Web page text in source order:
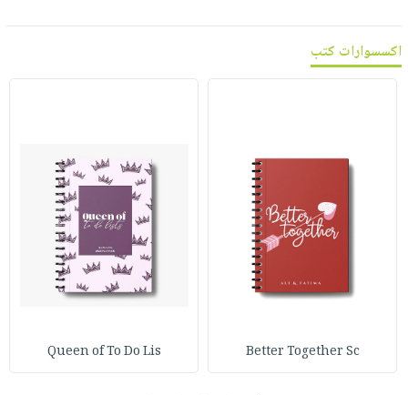
اكسسوارات كتب
Better Together Sc
Queen of To Do Lis